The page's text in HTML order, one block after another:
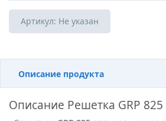
Артикул: Не указан
Описание продукта
Описание Решетка GRP 825